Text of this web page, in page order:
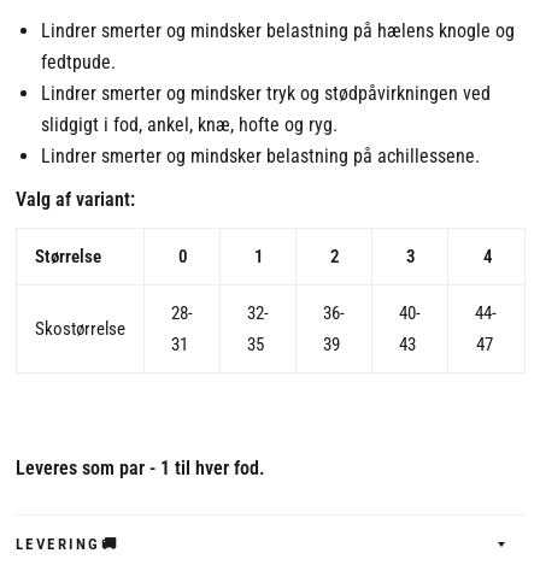
Lindrer smerter og mindsker belastning på hælens knogle og
fedtpude.
Lindrer smerter og mindsker tryk og stødpåvirkningen ved
slidgigt i fod, ankel, knæ, hofte og ryg.
Lindrer smerter og mindsker belastning på achillessene.
Valg af variant:
Størrelse 0 1 2 3 4
Skostørrelse
28-
31
32-
35
36-
39
40-
43
44-
47
Leveres som par - 1 til hver fod.
LEVERING🚚